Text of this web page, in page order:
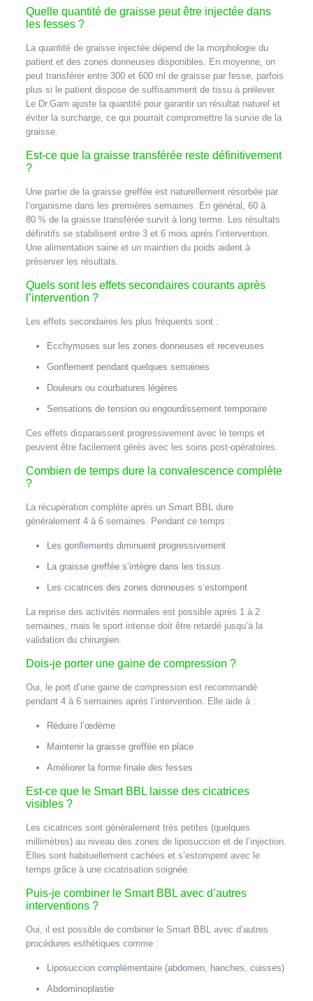
Quelle quantité de graisse peut être injectée dans
les fesses ?
La quantité de graisse injectée dépend de la morphologie du
patient et des zones donneuses disponibles. En moyenne, on
peut transférer entre 300 et 600 ml de graisse par fesse, parfois
plus si le patient dispose de suffisamment de tissu à prélever.
Le Dr Gam ajuste la quantité pour garantir un résultat naturel et
éviter la surcharge, ce qui pourrait compromettre la survie de la
graisse.
Est-ce que la graisse transférée reste définitivement
?
Une partie de la graisse greffée est naturellement résorbée par
l’organisme dans les premières semaines. En général, 60 à
80 % de la graisse transférée survit à long terme. Les résultats
définitifs se stabilisent entre 3 et 6 mois après l’intervention.
Une alimentation saine et un maintien du poids aident à
préserver les résultats.
Quels sont les effets secondaires courants après
l’intervention ?
Les effets secondaires les plus fréquents sont :
Ecchymoses sur les zones donneuses et receveuses
Gonflement pendant quelques semaines
Douleurs ou courbatures légères
Sensations de tension ou engourdissement temporaire
Ces effets disparaissent progressivement avec le temps et
peuvent être facilement gérés avec les soins post-opératoires.
Combien de temps dure la convalescence complète
?
La récupération complète après un Smart BBL dure
généralement 4 à 6 semaines. Pendant ce temps :
Les gonflements diminuent progressivement
La graisse greffée s’intègre dans les tissus
Les cicatrices des zones donneuses s’estompent
La reprise des activités normales est possible après 1 à 2
semaines, mais le sport intense doit être retardé jusqu’à la
validation du chirurgien.
Dois-je porter une gaine de compression ?
Oui, le port d’une gaine de compression est recommandé
pendant 4 à 6 semaines après l’intervention. Elle aide à :
Réduire l’œdème
Maintenir la graisse greffée en place
Améliorer la forme finale des fesses
Est-ce que le Smart BBL laisse des cicatrices
visibles ?
Les cicatrices sont généralement très petites (quelques
millimètres) au niveau des zones de liposuccion et de l’injection.
Elles sont habituellement cachées et s’estompent avec le
temps grâce à une cicatrisation soignée.
Puis-je combiner le Smart BBL avec d’autres
interventions ?
Oui, il est possible de combiner le Smart BBL avec d’autres
procédures esthétiques comme :
Liposuccion complémentaire (abdomen, hanches, cuisses)
Abdominoplastie